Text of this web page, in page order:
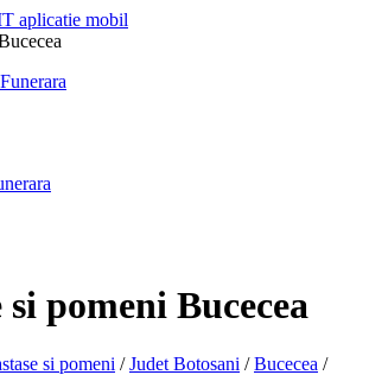
aplicatie mobil
si pomeni Bucecea
si pomeni /Judet Botosani /Bucecea /